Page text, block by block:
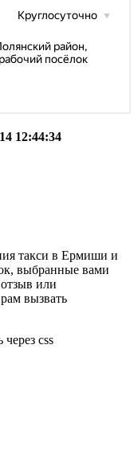
12:44:34
такси в Ермиши и
выбранные вами
или
вызвать
css